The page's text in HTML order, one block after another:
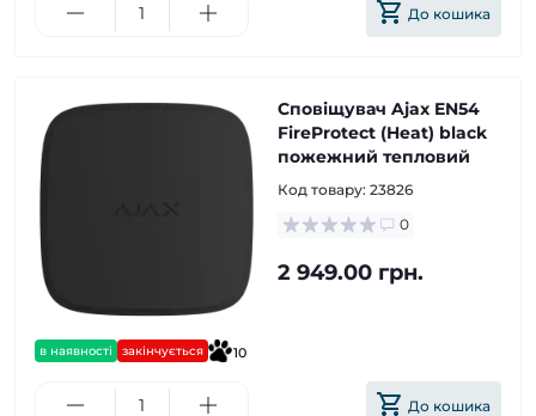
До кошика
в наявності закінчується 10
Сповіщувач Ajax EN54
FireProtect (Heat) black
пожежний тепловий
Код товару: 23826
0
2 949.00 грн.
До кошика